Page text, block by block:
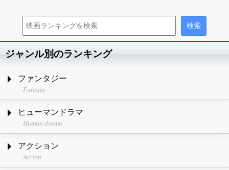
ジャンル別のランキング
ファンタジー
Fantasy
ヒューマンドラマ
Human drama
アクション
Action